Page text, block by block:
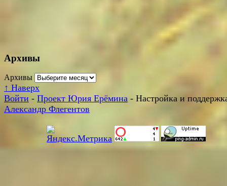
Архивы
Архивы
↑ Наверх
Войти - Проект Юрия Ерёмина - Настройка и
Александр Флегентов